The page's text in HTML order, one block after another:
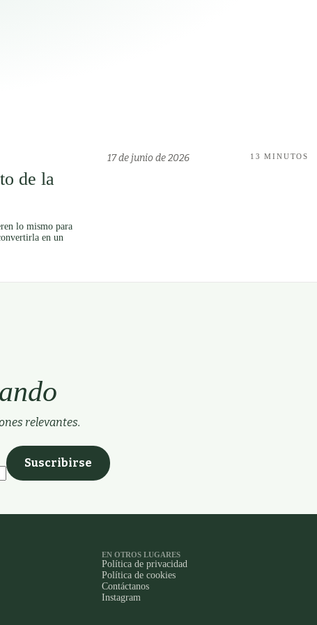
de la
lo mismo para
en un
17 de junio de 2026 13 MINUTOS
relevantes.
Suscribirse
EN OTROS LUGARES
Política de privacidad
Política de cookies
Contáctanos
Instagram